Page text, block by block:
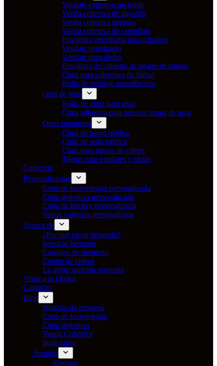
Vendaje cohesivo no tejido
Venda cohesiva de algodón
Venda cohesiva impresa
Venda cohesiva de camuflaje
Envoltura veterinaria para caballos
Vendaje veterinario
Vendaje para dedos
Envoltura de cubierta de agarre de tatuaje
Cinta para calcetines de fútbol
Rollo de vendaje autoadhesivo
cinta de tetas
Rollo de cinta para tetas
Cinta adhesiva para tetas en forma de pera
Otros productos
Cinta de papel médica
Cinta de seda médica
Cinta para mazos de cables
Tijeras para vendajes y cintas
Comercio
Personalización
Cinta de kinesiología personalizada
Cinta deportiva personalizada
Cinta de hockey personalizada
Venda cohesiva personalizada
Acerca de
¿Por qué elegir Wemade?
Servicio Wemade
Catalogo de producto
Centro de vídeos
La gente también pregunta
Visita a la fábrica
Contacto
Blog
Noticias de empresa
Cinta de kinesiología
Cinta deportiva
Venda Cohesiva
boob tapae
Spanish
German